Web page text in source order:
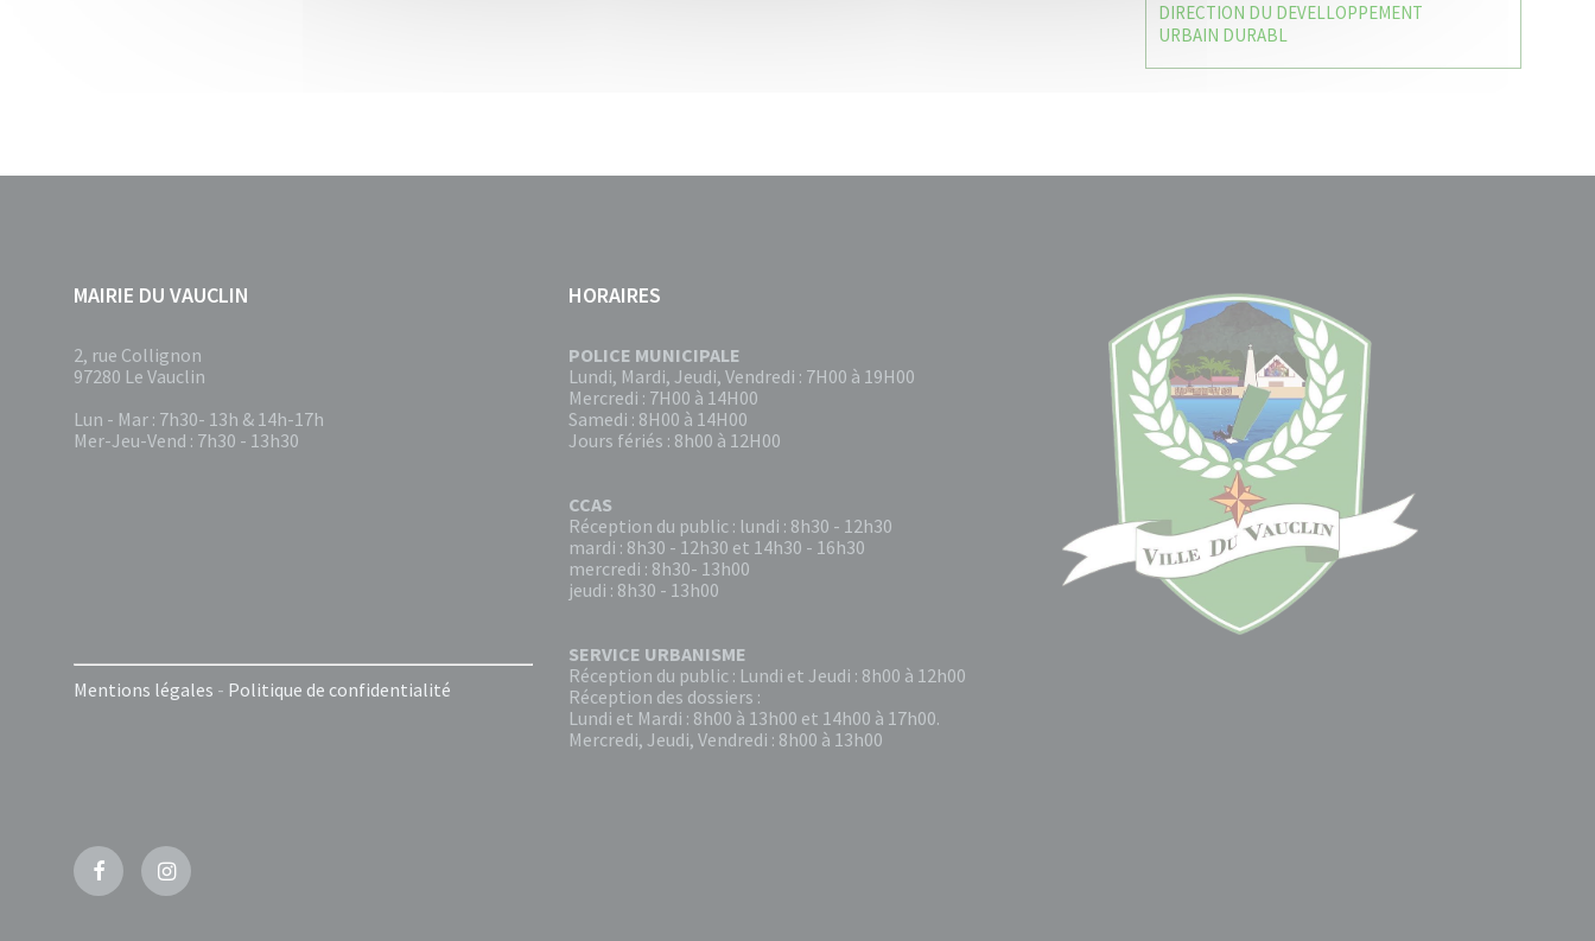
DIRECTION DU DEVELLOPPEMENT
URBAIN DURABL
MAIRIE DU VAUCLIN
2, rue Collignon
97280 Le Vauclin
Lun - Mar : 7h30- 13h & 14h-17h
Mer-Jeu-Vend : 7h30 - 13h30
Mentions légales - Politique de confidentialité
HORAIRES
POLICE MUNICIPALE
Lundi, Mardi, Jeudi, Vendredi : 7H00 à 19H00
Mercredi : 7H00 à 14H00
Samedi : 8H00 à 14H00
Jours fériés : 8h00 à 12H00
CCAS
Réception du public : lundi : 8h30 - 12h30
mardi : 8h30 - 12h30 et 14h30 - 16h30
mercredi : 8h30- 13h00
jeudi : 8h30 - 13h00
SERVICE URBANISME
Réception du public : Lundi et Jeudi : 8h00 à 12h00
Réception des dossiers :
Lundi et Mardi : 8h00 à 13h00 et 14h00 à 17h00.
Mercredi, Jeudi, Vendredi : 8h00 à 13h00
FacebookInstagram